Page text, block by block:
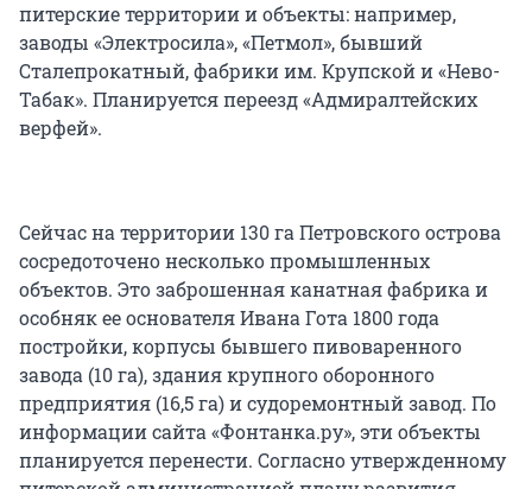
питерские территории и объекты: например,
заводы «Электросила», «Петмол», бывший
Сталепрокатный, фабрики им. Крупской и «Нево-
Табак». Планируется переезд «Адмиралтейских
верфей».
Сейчас на территории 130 га Петровского острова
сосредоточено несколько промышленных
объектов. Это заброшенная канатная фабрика и
особняк ее основателя Ивана Гота 1800 года
постройки, корпусы бывшего пивоваренного
завода (10 га), здания крупного оборонного
предприятия (16,5 га) и судоремонтный завод. По
информации сайта «Фонтанка.ру», эти объекты
планируется перенести. Согласно утвержденному